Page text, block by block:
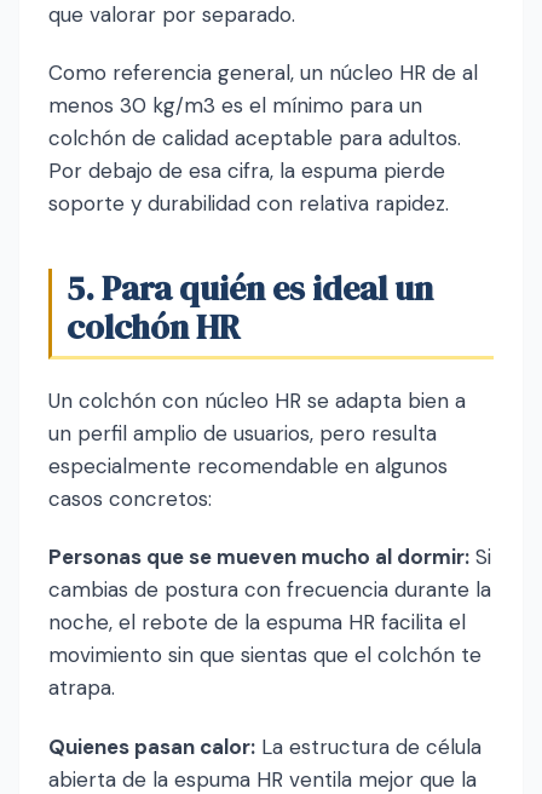
que valorar por separado.
Como referencia general, un núcleo HR de al
menos 30 kg/m3 es el mínimo para un
colchón de calidad aceptable para adultos.
Por debajo de esa cifra, la espuma pierde
soporte y durabilidad con relativa rapidez.
5. Para quién es ideal un
colchón HR
Un colchón con núcleo HR se adapta bien a
un perfil amplio de usuarios, pero resulta
especialmente recomendable en algunos
casos concretos:
Personas que se mueven mucho al dormir: Si
cambias de postura con frecuencia durante la
noche, el rebote de la espuma HR facilita el
movimiento sin que sientas que el colchón te
atrapa.
Quienes pasan calor: La estructura de célula
abierta de la espuma HR ventila mejor que la